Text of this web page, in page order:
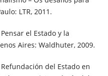
LTR, 2011.
el Estado y la
Aires: Waldhuter, 2009.
del Estado en